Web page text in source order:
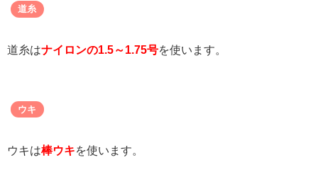
道糸
道糸はナイロンの1.5～1.75号を使います。
ウキ
ウキは棒ウキを使います。